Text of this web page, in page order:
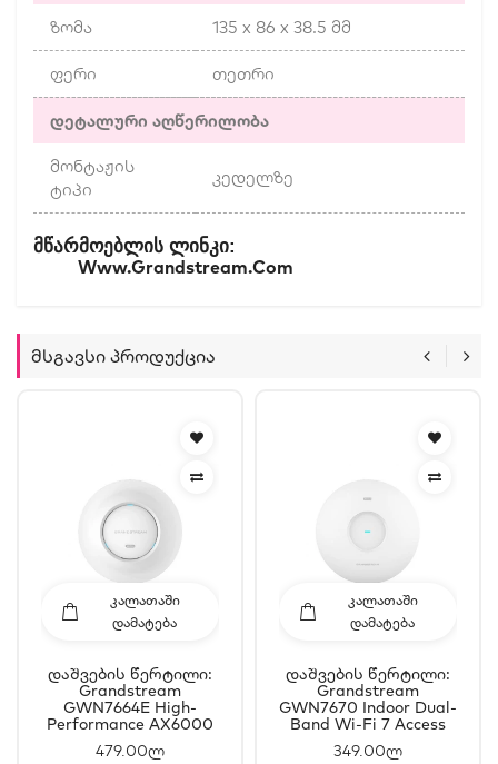
ზომა 135 x 86 x 38.5 მმ
ფერი თეთრი
დეტალური აღწერილობა
მონტაჟის
ტიპი
კედელზე
Მწარმოებლის Ლინკი:
Www.grandstream.com
Მსგავსი Პროდუქცია
ᲙᲐᲚᲐᲗᲐᲨᲘ
ᲓᲐᲛᲐᲢᲔᲑᲐ
Დაშვების Წერტილი:
Grandstream
GWN7664E High-
Performance AX6000
479.00ლ
ᲙᲐᲚᲐᲗᲐᲨᲘ
ᲓᲐᲛᲐᲢᲔᲑᲐ
Დაშვების Წერტილი:
Grandstream
GWN7670 Indoor Dual-
Band Wi-Fi 7 Access
349.00ლ